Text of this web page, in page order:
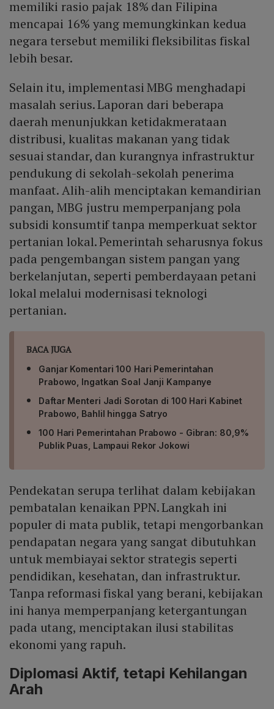
memiliki rasio pajak 18% dan Filipina
mencapai 16% yang memungkinkan kedua
negara tersebut memiliki fleksibilitas fiskal
lebih besar.
Selain itu, implementasi MBG menghadapi
masalah serius. Laporan dari beberapa
daerah menunjukkan ketidakmerataan
distribusi, kualitas makanan yang tidak
sesuai standar, dan kurangnya infrastruktur
pendukung di sekolah-sekolah penerima
manfaat. Alih-alih menciptakan kemandirian
pangan, MBG justru memperpanjang pola
subsidi konsumtif tanpa memperkuat sektor
pertanian lokal. Pemerintah seharusnya fokus
pada pengembangan sistem pangan yang
berkelanjutan, seperti pemberdayaan petani
lokal melalui modernisasi teknologi
pertanian.
BACA JUGA
Ganjar Komentari 100 Hari Pemerintahan
Prabowo, Ingatkan Soal Janji Kampanye
Daftar Menteri Jadi Sorotan di 100 Hari Kabinet
Prabowo, Bahlil hingga Satryo
100 Hari Pemerintahan Prabowo - Gibran: 80,9%
Publik Puas, Lampaui Rekor Jokowi
Pendekatan serupa terlihat dalam kebijakan
pembatalan kenaikan PPN. Langkah ini
populer di mata publik, tetapi mengorbankan
pendapatan negara yang sangat dibutuhkan
untuk membiayai sektor strategis seperti
pendidikan, kesehatan, dan infrastruktur.
Tanpa reformasi fiskal yang berani, kebijakan
ini hanya memperpanjang ketergantungan
pada utang, menciptakan ilusi stabilitas
ekonomi yang rapuh.
Diplomasi Aktif, tetapi Kehilangan
Arah